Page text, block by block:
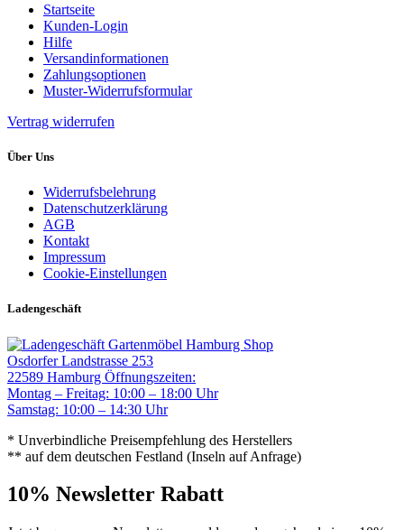
Startseite
Kunden-Login
Hilfe
Versandinformationen
Zahlungsoptionen
Muster-Widerrufsformular
Vertrag widerrufen
Über Uns
Widerrufsbelehrung
Datenschutzerklärung
AGB
Kontakt
Impressum
Cookie-Einstellungen
Ladengeschäft
Gartenmöbel Hamburg Shop
Osdorfer Landstrasse 253
22589 Hamburg Öffnungszeiten:
Montag – Freitag: 10:00 – 18:00 Uhr
Samstag: 10:00 – 14:30 Uhr
* Unverbindliche Preisempfehlung des Herstellers
** auf dem deutschen Festland (Inseln auf Anfrage)
10% Newsletter Rabatt